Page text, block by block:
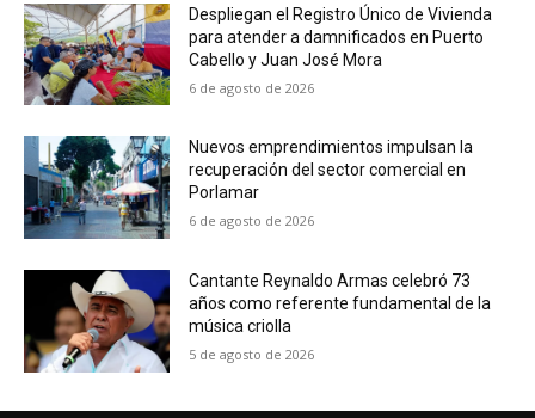
Despliegan el Registro Único de Vivienda
para atender a damnificados en Puerto
Cabello y Juan José Mora
6 de agosto de 2026
Nuevos emprendimientos impulsan la
recuperación del sector comercial en
Porlamar
6 de agosto de 2026
Cantante Reynaldo Armas celebró 73
años como referente fundamental de la
música criolla
5 de agosto de 2026